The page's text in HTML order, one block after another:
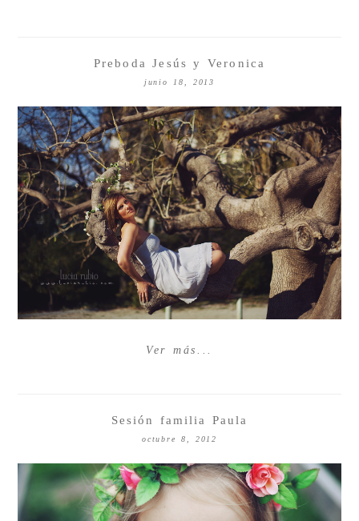
Preboda Jesús y Veronica
junio 18, 2013
Ver más...
Sesión familia Paula
octubre 8, 2012